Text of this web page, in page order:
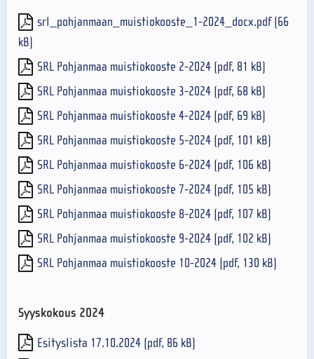
srl_pohjanmaan_muistiokooste_1-2024_docx.pdf (66
kB)
SRL Pohjanmaa muistiokooste 2-2024 (pdf, 81 kB)
SRL Pohjanmaa muistiokooste 3-2024 (pdf, 68 kB)
SRL Pohjanmaa muistiokooste 4-2024 (pdf, 69 kB)
SRL Pohjanmaa muistiokooste 5-2024 (pdf, 101 kB)
SRL Pohjanmaa muistiokooste 6-2024 (pdf, 106 kB)
SRL Pohjanmaa muistiokooste 7-2024 (pdf, 105 kB)
SRL Pohjanmaa muistiokooste 8-2024 (pdf, 107 kB)
SRL Pohjanmaa muistiokooste 9-2024 (pdf, 102 kB)
SRL Pohjanmaa muistiokooste 10-2024 (pdf, 130 kB)
Syyskokous 2024
Esityslista 17.10.2024 (pdf, 86 kB)